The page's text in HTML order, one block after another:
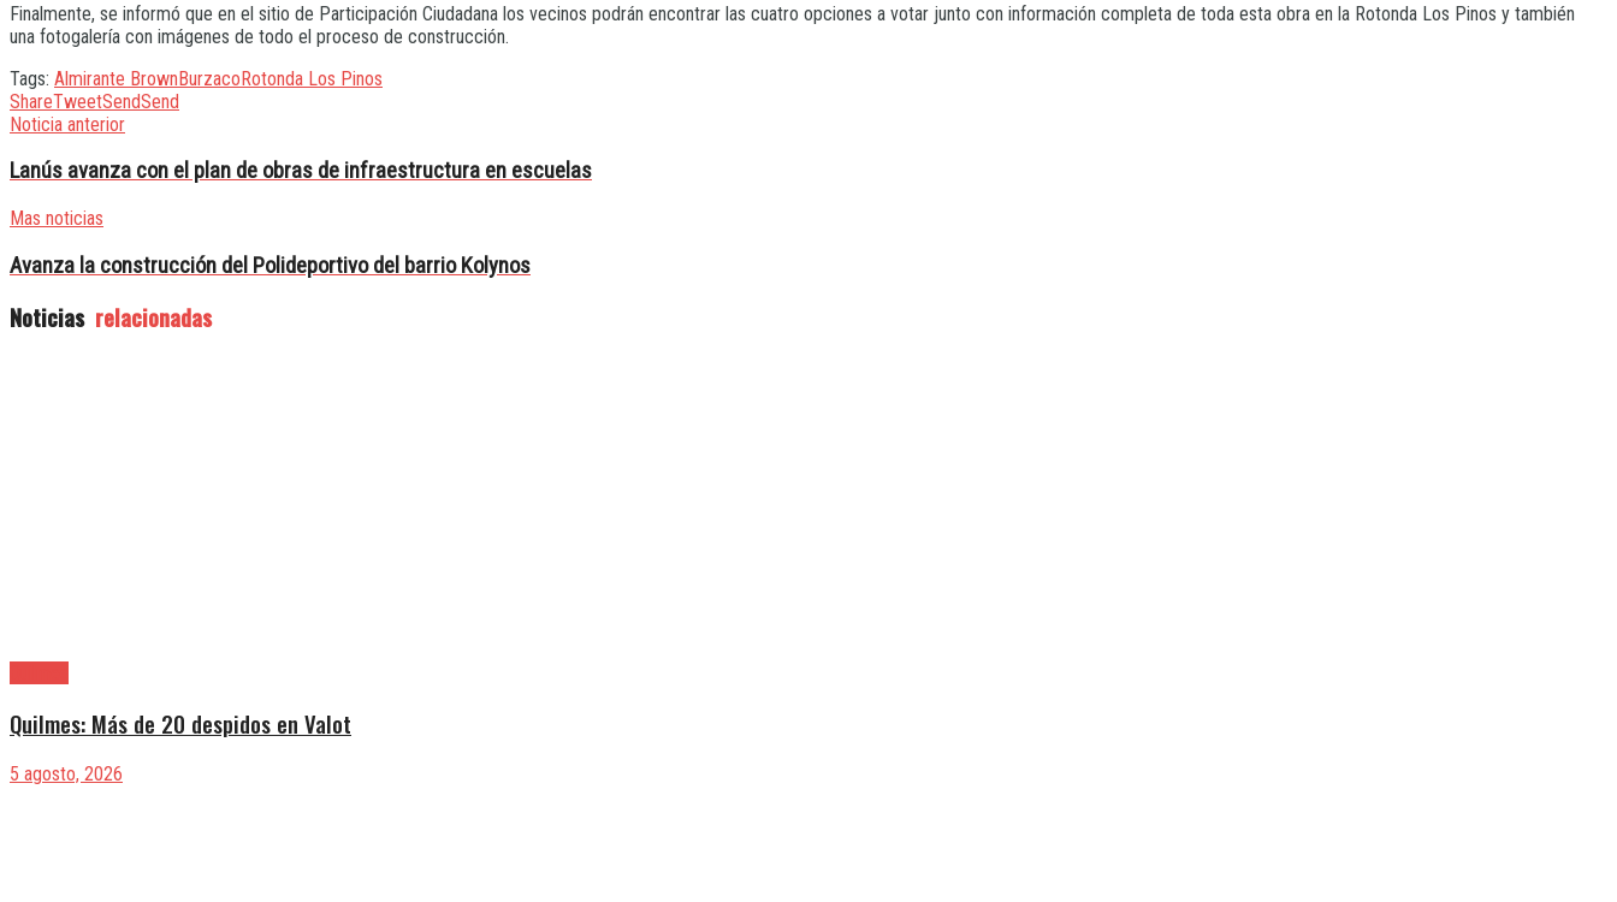
Finalmente, se informó que en el sitio de Participación Ciudadana los vecinos podrán encontrar las cuatro opciones a votar junto con información completa de toda esta obra en la Rotonda Los Pinos y también
una fotogalería con imágenes de todo el proceso de construcción.
Tags: Almirante BrownBurzacoRotonda Los Pinos
ShareTweetSendSend
Noticia anterior
Lanús avanza con el plan de obras de infraestructura en escuelas
Mas noticias
Avanza la construcción del Polideportivo del barrio Kolynos
Noticias relacionadas
Quilmes: Más de 20 despidos en Valot
5 agosto, 2026